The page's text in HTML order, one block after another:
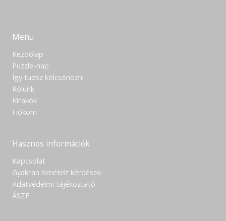
Menü
Kezdőlap
Puzzle-nap
Így tudsz kölcsönözni
Rólunk
Kirakók
Fiókom
Hasznos információk
Kapcsolat
Gyakran ismételt kérdések
Adatvédelmi tájékoztató
ÁSZF